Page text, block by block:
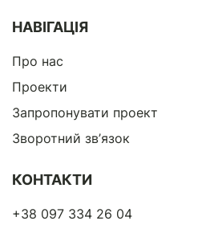
НАВІГАЦІЯ
Про нас
Проекти
Запропонувати проект
Зворотний зв’язок
КОНТАКТИ
+38 097 334 26 04